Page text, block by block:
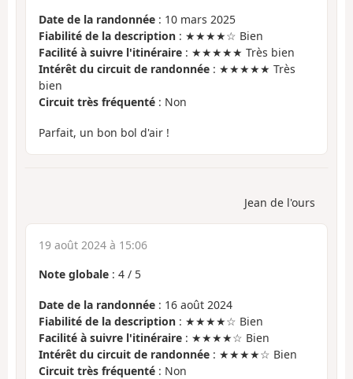
Date de la randonnée : 10 mars 2025
Fiabilité de la description : ★★★★☆ Bien
Facilité à suivre l'itinéraire : ★★★★★ Très bien
Intérêt du circuit de randonnée : ★★★★★ Très
bien
Circuit très fréquenté : Non
Parfait, un bon bol d'air !
Jean de l'ours
19 août 2024 à 15:06
Note globale : 4 / 5
Date de la randonnée : 16 août 2024
Fiabilité de la description : ★★★★☆ Bien
Facilité à suivre l'itinéraire : ★★★★☆ Bien
Intérêt du circuit de randonnée : ★★★★☆ Bien
Circuit très fréquenté : Non